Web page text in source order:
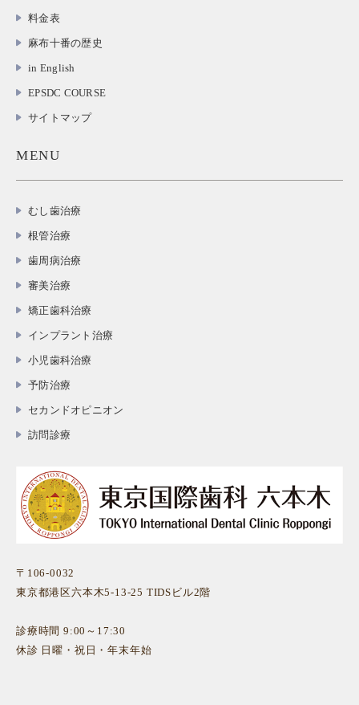
料金表
麻布十番の歴史
in English
EPSDC COURSE
サイトマップ
MENU
むし歯治療
根管治療
歯周病治療
審美治療
矯正歯科治療
インプラント治療
小児歯科治療
予防治療
セカンドオピニオン
訪問診療
〒106-0032
東京都港区六本木5-13-25 TIDSビル2階
診療時間 9:00～17:30
休診 日曜・祝日・年末年始